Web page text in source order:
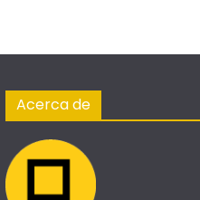
Acerca de